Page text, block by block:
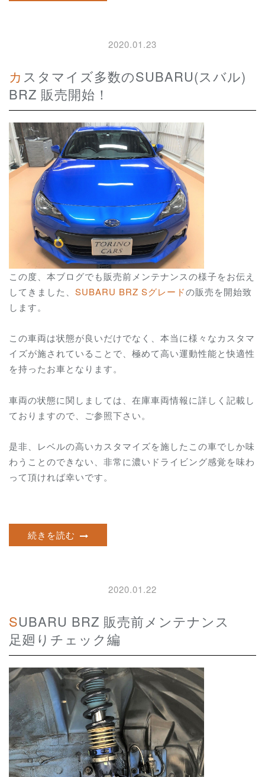
2020.01.23
カスタマイズ多数のSUBARU(スバル)
BRZ 販売開始！
この度、本ブログでも販売前メンテナンスの様子をお伝え
してきました、 SUBARU BRZ Sグレードの販売を開始致
します。
この車両は状態が良いだけでなく、本当に様々なカスタマ
イズが施されていることで、極めて高い運動性能と快適性
を持ったお車となります。
車両の状態に関しましては、在庫車両情報に詳しく記載し
ておりますので、ご参照下さい。
是非、レベルの高いカスタマイズを施したこの車でしか味
わうことのできない、非常に濃いドライビング感覚を味わ
って頂ければ幸いです。
続きを読む
2020.01.22
SUBARU BRZ 販売前メンテナンス
足廻りチェック編